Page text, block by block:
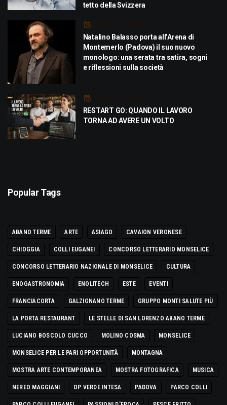
tetto della Svizzera
Luglio 21, 2026
Natalino Balasso porta all’Arena di
Montemerlo (Padova) il suo nuovo
monologo: una serata tra satira, sogni
e riflessioni sulla società
Luglio 21, 2026
RESTART GO: QUANDO IL LAVORO
TORNA AD AVERE UN VOLTO
Popular Tags
ABANO TERME ARTE ASIAGO CAVAION VERONESE
CHIOGGIA COLLI EUGANEI CONCORSO LETTERARIO MONSELICE
CONCORSO LETTERARIO NAZIONALE DI MONSELICE CULTURA
ENOGASTRONOMIA ENOLITECH ESTE EVENTI
FRANCIACORTA GALZIGNANO TERME GRUPPO MONTI SALUTE PIÙ
LA PORTA RESTAURANT LE STELLE DI SAN LORENZO ABANO TERME
LUCIANO BOSCOLO CUCCO MOLINO COSMA MONSELICE
MONSELICE PER LE PARI OPPORTUNITÀ MONTAGNA
MOSTRA ARTE CONTEMPORANEA MOSTRA FOTOGRAFICA MUSICA
NEREO MAGGIANI OP VERDE INTESA PADOVA PARCO COLLI